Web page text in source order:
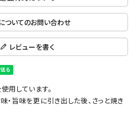
ついてのお問い合わせ
レビューを書く
用しています。
・旨味を更に引き出した後、さっと焼き